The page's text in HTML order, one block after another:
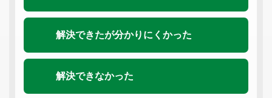
解決できたが分かりにくかった
解決できなかった